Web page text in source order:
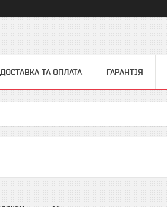
ДОСТАВКА ТА ОПЛАТА ГАРАНТІЯ